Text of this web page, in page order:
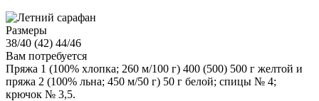
Размеры
38/40 (42) 44/46
Вам потребуется
Пряжа 1 (100% хлопка; 260 м/100 г) 400 (500) 500 г желтой и
пряжа 2 (100% льна; 450 м/50 г) 50 г белой; спицы № 4;
крючок № 3,5.